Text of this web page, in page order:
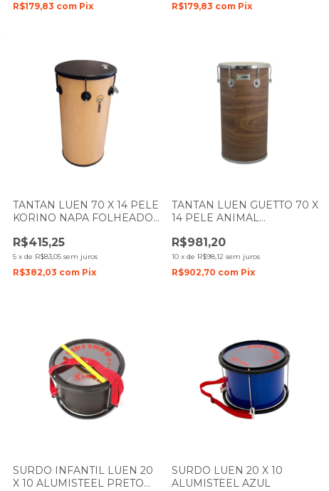
R$179,83 com Pix R$179,83 com Pix
TANTAN LUEN 70 X 14 PELE
KORINO NAPA FOLHEADO
R$415,25
5 xde R$83,05 sem juros
R$382,03 com Pix
TANTAN LUEN GUETTO 70 X
14 PELE ANIMAL
R$981,20
10 x de R$98,12 sem juros
R$902,70 com Pix
SURDO INFANTIL LUEN 20
X 10 ALUMISTEEL PRETO
SURDO LUEN 20 X 10
ALUMISTEEL AZUL